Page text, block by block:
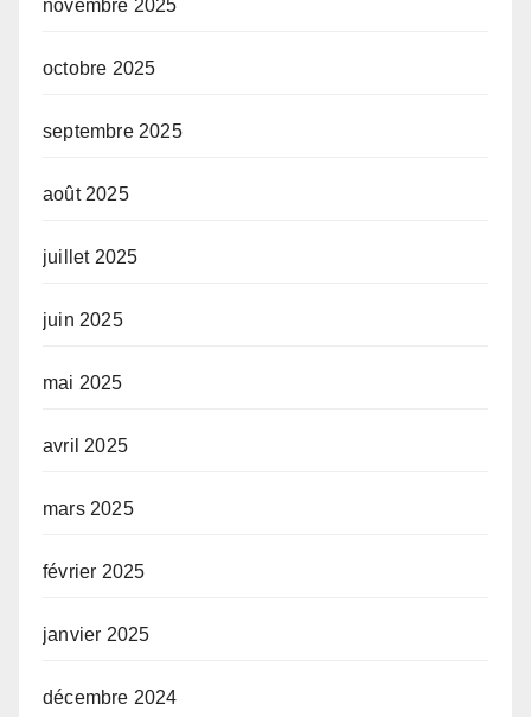
novembre 2025
octobre 2025
septembre 2025
août 2025
juillet 2025
juin 2025
mai 2025
avril 2025
mars 2025
février 2025
janvier 2025
décembre 2024